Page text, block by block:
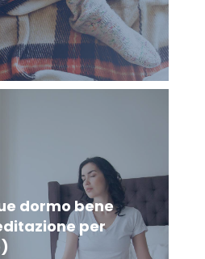
dormo bene
per